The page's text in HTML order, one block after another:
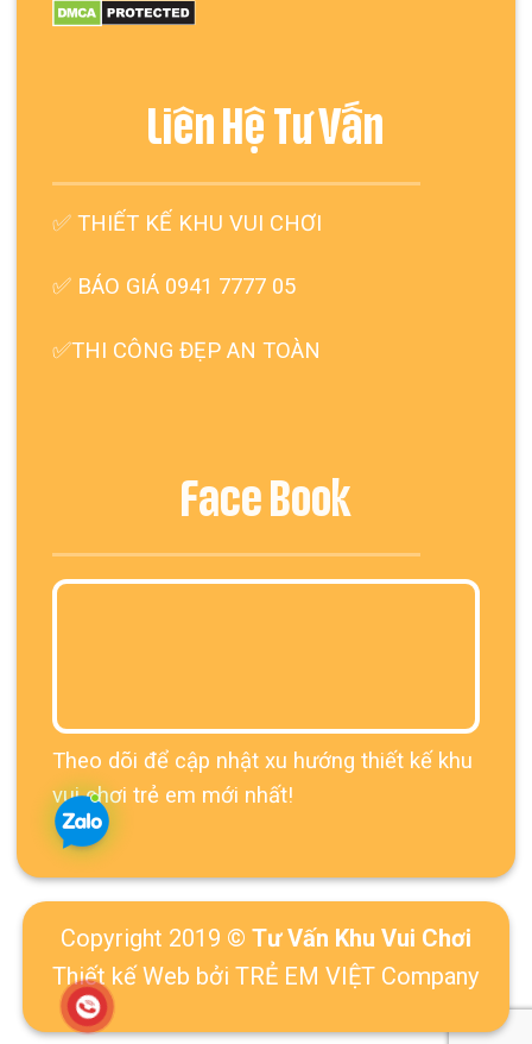
Liên Hệ Tư Vấn
✅THIẾT KẾ KHU VUI CHƠI
✅ BÁO GIÁ 0941 7777 05
✅THI CÔNG ĐẸP AN TOÀN
Face Book
Theo dõi để cập nhật xu hướng thiết kế khu
vui chơi trẻ em mới nhất!
Copyright 2019 © Tư Vấn Khu Vui Chơi
Thiết kế Web bởi TRẺ EM VIỆT Company